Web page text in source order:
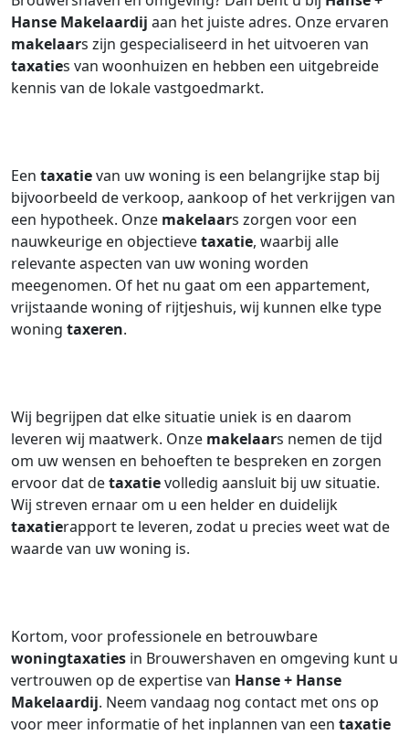
Hanse Makelaardij aan het juiste adres. Onze ervaren
makelaars zijn gespecialiseerd in het uitvoeren van
taxaties van woonhuizen en hebben een uitgebreide
kennis van de lokale vastgoedmarkt.
Een taxatievan uw woning is een belangrijke stap bij
bijvoorbeeld de verkoop, aankoop of het verkrijgen van
een hypotheek. Onze makelaars zorgen voor een
nauwkeurige en objectievetaxatie, waarbij alle
relevante aspecten van uw woning worden
meegenomen. Of het nu gaat om een appartement,
vrijstaande woning of rijtjeshuis, wij kunnen elke type
woning taxeren.
Wij begrijpen dat elke situatie uniek is en daarom
leveren wij maatwerk. Onze makelaars nemen de tijd
om uw wensen en behoeften te bespreken en zorgen
ervoor dat detaxatievolledig aansluit bij uw situatie.
Wij streven ernaar om u een helder en duidelijk
taxatierapport te leveren, zodat u precies weet wat de
waarde van uw woning is.
Kortom, voor professionele en betrouwbare
woningtaxaties in Brouwershaven en omgeving kunt u
vertrouwen op de expertise van Hanse + Hanse
Makelaardij. Neem vandaag nog contact met ons op
voor meer informatie of het inplannen van een taxatie